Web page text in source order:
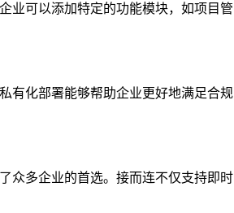
业可以添加特定的功能模块，如项目管
有化部署能够帮助企业更好地满足合规
众多企业的首选。接而连不仅支持即时